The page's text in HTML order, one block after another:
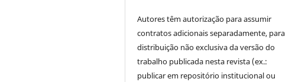
Autores têm autorização para assumir
contratos adicionais separadamente, para
distribuição não exclusiva da versão do
trabalho publicada nesta revista (ex.:
publicar em repositório institucional ou